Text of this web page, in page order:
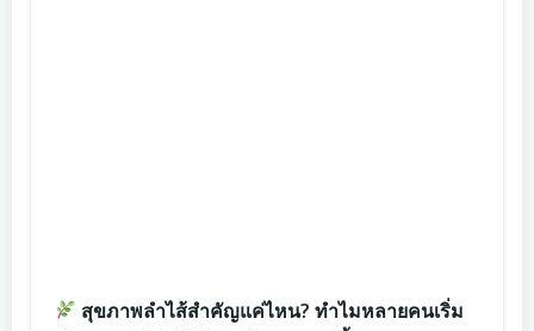
สุขภาพลำไส้สำคัญแค่ไหน? ทำไมหลายคนเริ่ม